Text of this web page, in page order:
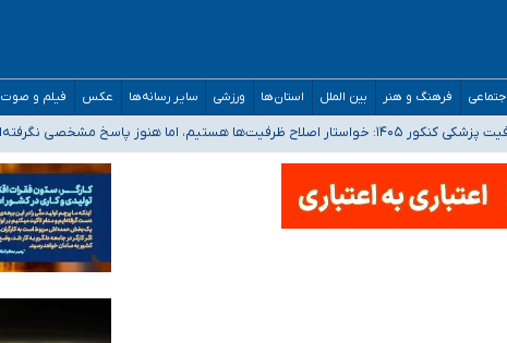
اجتماعی فرهنگ و هنر بین الملل استان‌ها ورزشی سایر رسانه‌ها عکس فیلم و صوت
هستیم، اما هنوز پاسخ مشخصی نگرفته‌ایم
فرماندهی صحنه عملیات و دکترای تخصصی جغرافیای نظامی دافوس آجا
بیمه
و کرمان بالاتر از آستانه هشدار